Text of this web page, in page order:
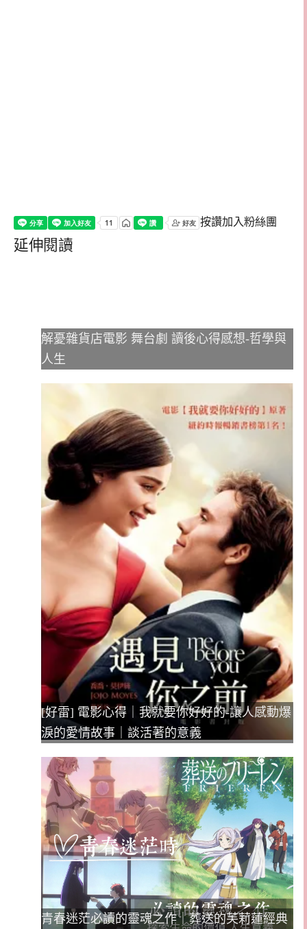
按讚加入粉絲團
延伸閱讀
解憂雜貨店電影 舞台劇 讀後心得感想-哲學與
人生
[好雷] 電影心得｜我就要你好好的-讓人感動爆
淚的愛情故事｜談活著的意義
青春迷茫必讀的靈魂之作｜葬送的芙莉蓮經典